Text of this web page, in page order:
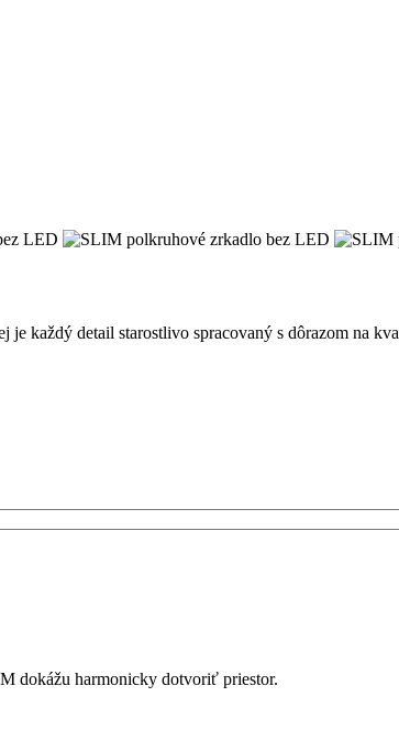
každý detail starostlivo spracovaný s dôrazom na
dokážu harmonicky dotvoriť priestor.